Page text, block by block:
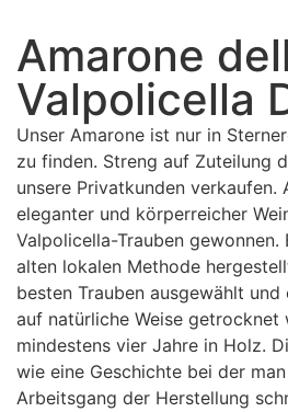
Amarone
Valpolicella
Unser Amarone ist nur in
zu finden. Streng auf Zuteilung
unsere Privatkunden verkaufen.
eleganter und körperreicher
Valpolicella-Trauben gewonnen.
alten lokalen Methode
besten Trauben ausgewählt
auf natürliche Weise getrocknet
mindestens vier Jahre in Holz.
wie eine Geschichte bei der
Arbeitsgang der Herstellung